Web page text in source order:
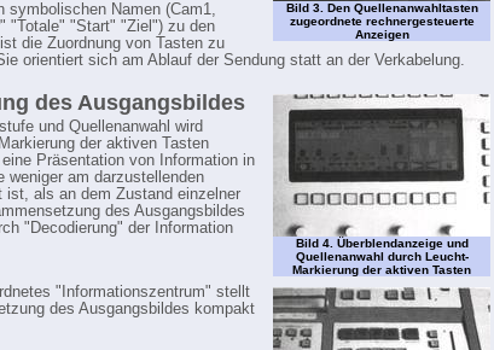
Bild 3. Den Quellenanwahltasten
zugeordnete rechnergesteuerte
Anzeigen
symbolischen Namen (Cam1,
"Totale" "Start" "Ziel") zu den
die Zuordnung von Tasten zu
orientiert sich am Ablauf der Sendung statt an der Verkabelung.
Bild 4. Überblendanzeige und
Quellenanwahl durch Leucht-
Markierung der aktiven Tasten
des Ausgangsbildes
und Quellenanwahl wird
der aktiven Tasten
Präsentation von Information in
weniger am darzustellenden
ist, als an dem Zustand einzelner
des Ausgangsbildes
"Decodierung" der Information
"Informationszentrum" stellt
des Ausgangsbildes kompakt